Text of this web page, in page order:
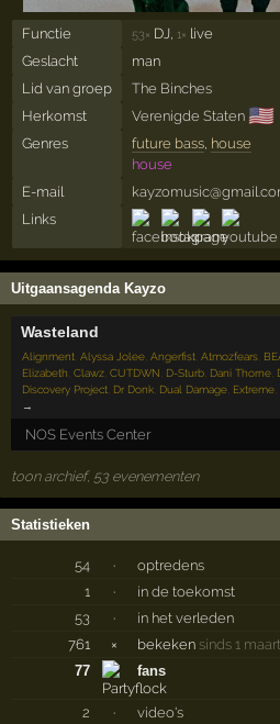
Functie 53× DJ, 1× live
Geslacht
man
Lid van groep
The Binches
Herkomst
Verenigde Staten 🇺🇸
Genres future bass, house
house
E-mail
Links
Uitgaansagenda Kayzo
Wasteland
Alignment ,Alyssa Jolee ,Angerfist ,Atmozfears
Elizabeth ,Clawz ,CUTDWN D-Sturb Dani Thorne
Discovery Project Dr Donk Dual Damage Extreme
→
NOS Events Center
toon archief, 53 evenementen
Statistieken
54 ·
optredens
1
·
in de toekomst
53
·
in het verleden
761
× bekeken sinds 1
77
fans
2 ·
video's